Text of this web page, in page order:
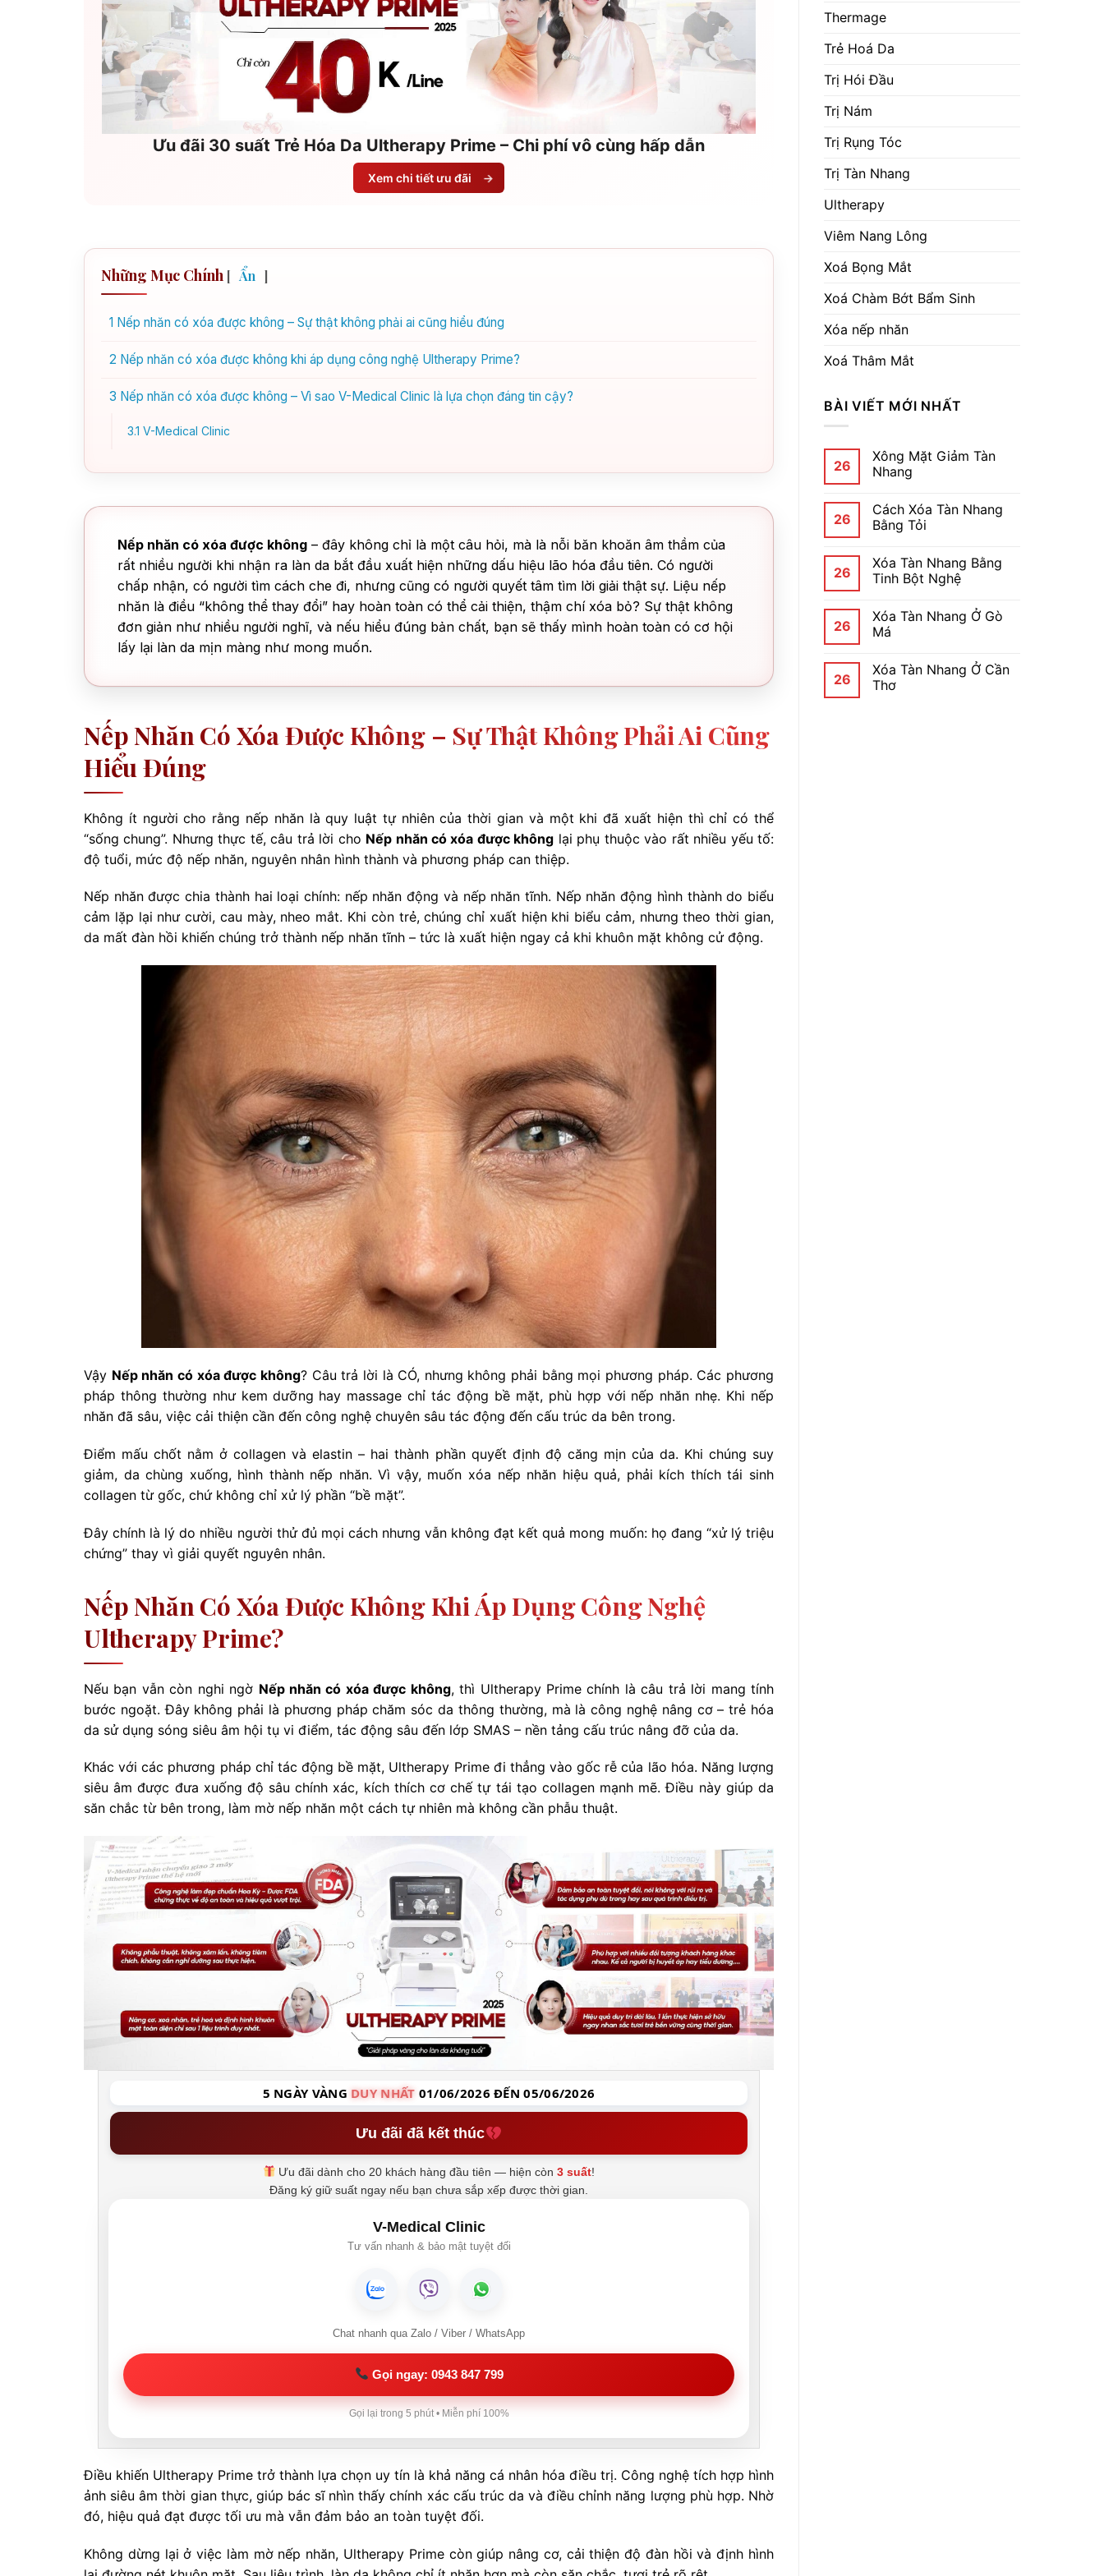
Ưu đãi 30 suất Trẻ Hóa Da Ultherapy Prime – Chi phí vô cùng hấp dẫn
Xem chi tiết ưu đãi →
Những Mục Chính [ Ẩn ]
1 Nếp nhăn có xóa được không – Sự thật không phải ai cũng hiểu đúng
2 Nếp nhăn có xóa được không khi áp dụng công nghệ Ultherapy Prime?
3 Nếp nhăn có xóa được không – Vì sao V-Medical Clinic là lựa chọn đáng tin cậy?
3.1 V-Medical Clinic
Nếp nhăn có xóa được không – đây không chỉ là một câu hỏi, mà là nỗi băn khoăn âm thầm của
rất nhiều người khi nhận ra làn da bắt đầu xuất hiện những dấu hiệu lão hóa đầu tiên. Có người
chấp nhận, có người tìm cách che đi, nhưng cũng có người quyết tâm tìm lời giải thật sự. Liệu nếp
nhăn là điều “không thể thay đổi” hay hoàn toàn có thể cải thiện, thậm chí xóa bỏ? Sự thật không
đơn giản như nhiều người nghĩ, và nếu hiểu đúng bản chất, bạn sẽ thấy mình hoàn toàn có cơ hội
lấy lại làn da mịn màng như mong muốn.
Nếp Nhăn Có Xóa Được Không – Sự Thật Không Phải Ai Cũng
Hiểu Đúng
Không ít người cho rằng nếp nhăn là quy luật tự nhiên của thời gian và một khi đã xuất hiện thì chỉ có thể
“sống chung”. Nhưng thực tế, câu trả lời cho Nếp nhăn có xóa được không lại phụ thuộc vào rất nhiều yếu tố:
độ tuổi, mức độ nếp nhăn, nguyên nhân hình thành và phương pháp can thiệp.
Nếp nhăn được chia thành hai loại chính: nếp nhăn động và nếp nhăn tĩnh. Nếp nhăn động hình thành do biểu
cảm lặp lại như cười, cau mày, nheo mắt. Khi còn trẻ, chúng chỉ xuất hiện khi biểu cảm, nhưng theo thời gian,
da mất đàn hồi khiến chúng trở thành nếp nhăn tĩnh – tức là xuất hiện ngay cả khi khuôn mặt không cử động.
Vậy Nếp nhăn có xóa được không? Câu trả lời là CÓ, nhưng không phải bằng mọi phương pháp. Các phương
pháp thông thường như kem dưỡng hay massage chỉ tác động bề mặt, phù hợp với nếp nhăn nhẹ. Khi nếp
nhăn đã sâu, việc cải thiện cần đến công nghệ chuyên sâu tác động đến cấu trúc da bên trong.
Điểm mấu chốt nằm ở collagen và elastin – hai thành phần quyết định độ căng mịn của da. Khi chúng suy
giảm, da chùng xuống, hình thành nếp nhăn. Vì vậy, muốn xóa nếp nhăn hiệu quả, phải kích thích tái sinh
collagen từ gốc, chứ không chỉ xử lý phần “bề mặt”.
Đây chính là lý do nhiều người thử đủ mọi cách nhưng vẫn không đạt kết quả mong muốn: họ đang “xử lý triệu
chứng” thay vì giải quyết nguyên nhân.
Nếp Nhăn Có Xóa Được Không Khi Áp Dụng Công Nghệ
Ultherapy Prime?
Nếu bạn vẫn còn nghi ngờ Nếp nhăn có xóa được không, thì Ultherapy Prime chính là câu trả lời mang tính
bước ngoặt. Đây không phải là phương pháp chăm sóc da thông thường, mà là công nghệ nâng cơ – trẻ hóa
da sử dụng sóng siêu âm hội tụ vi điểm, tác động sâu đến lớp SMAS – nền tảng cấu trúc nâng đỡ của da.
Khác với các phương pháp chỉ tác động bề mặt, Ultherapy Prime đi thẳng vào gốc rễ của lão hóa. Năng lượng
siêu âm được đưa xuống độ sâu chính xác, kích thích cơ chế tự tái tạo collagen mạnh mẽ. Điều này giúp da
săn chắc từ bên trong, làm mờ nếp nhăn một cách tự nhiên mà không cần phẫu thuật.
5 NGÀY VÀNG DUY NHẤT 01/06/2026 ĐẾN 05/06/2026
Ưu đãi đã kết thúc
Ưu đãi dành cho 20 khách hàng đầu tiên — hiện còn3 suất!
Đăng ký giữ suất ngay nếu bạn chưa sắp xếp được thời gian.
V-Medical Clinic
Tư vấn nhanh & bảo mật tuyệt đối
Chat nhanh qua Zalo / Viber / WhatsApp
Gọi ngay: 0943 847 799
Gọi lại trong 5 phút • Miễn phí 100%
Điều khiến Ultherapy Prime trở thành lựa chọn uy tín là khả năng cá nhân hóa điều trị. Công nghệ tích hợp hình
ảnh siêu âm thời gian thực, giúp bác sĩ nhìn thấy chính xác cấu trúc da và điều chỉnh năng lượng phù hợp. Nhờ
đó, hiệu quả đạt được tối ưu mà vẫn đảm bảo an toàn tuyệt đối.
Không dừng lại ở việc làm mờ nếp nhăn, Ultherapy Prime còn giúp nâng cơ, cải thiện độ đàn hồi và định hình
Thermage
Trẻ Hoá Da
Trị Hói Đầu
Trị Nám
Trị Rụng Tóc
Trị Tàn Nhang
Ultherapy
Viêm Nang Lông
Xoá Bọng Mắt
Xoá Chàm Bớt Bẩm Sinh
Xóa nếp nhăn
Xoá Thâm Mắt
BÀI VIẾT MỚI NHẤT
26
Xông Mặt Giảm Tàn
Nhang
26
Cách Xóa Tàn Nhang
Bằng Tỏi
26
Xóa Tàn Nhang Bằng
Tinh Bột Nghệ
26
Xóa Tàn Nhang Ở Gò
Má
26
Xóa Tàn Nhang Ở Cần
Thơ